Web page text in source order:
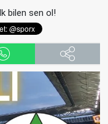
bilen sen ol!